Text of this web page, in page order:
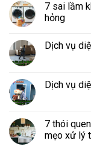
7 sai lầm
hỏng
Dịch vụ
Dịch vụ
7 thói
mẹo xử lý